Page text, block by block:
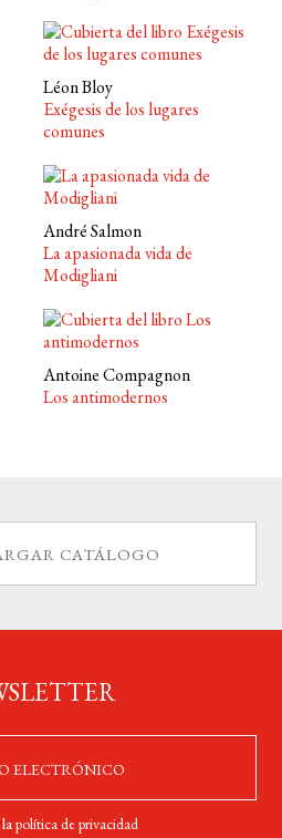
Léon Bloy
Exégesis de los lugares
comunes
André Salmon
La apasionada vida de
Modigliani
Antoine Compagnon
Los antimodernos
CATÁLOGO
política de privacidad